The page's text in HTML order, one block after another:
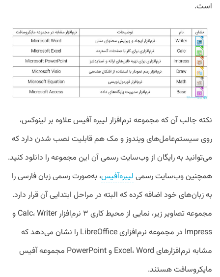
است.
نکته جالب آن که مجموعه نرم‌افزار لیبره آفیس علاوه بر لینوکس،
روی سیستم‌عامل‌های ویندوز و مک هم قابلیت نصب شدن دارد که
می‌توانید به رایگان از وب‌سایت رسمی آن این مجموعه را دانلود کنید.
همچنین وب‌سایت رسمی لیبره‌آفیس، به‌صورت رسمی زبان فارسی را
به زبان‌های خود اضافه کرده که البته در مراحل ابتدایی آن قرار دارد.
مجموعه تصاویر زیر، نمایی از محیط کاری ۳ نرم‌افزار Calc، Writer و
Impress در مجموعه نرم‌افزاری LibreOffice را نشان می‌دهد که
مشابه نرم‌افزار‌های Excel، Word و PowerPoint مجموعه آفیس
مایکروسافت هستند.